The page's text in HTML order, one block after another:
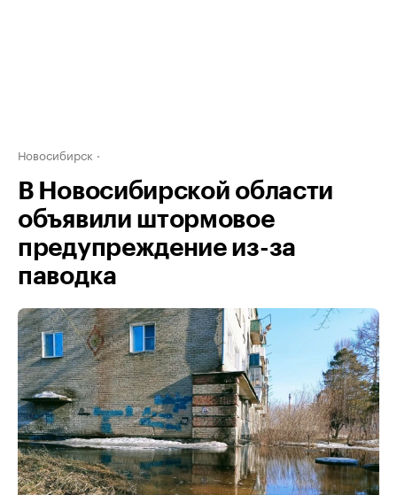
Новосибирск
В Новосибирской области
объявили штормовое
предупреждение из-за
паводка